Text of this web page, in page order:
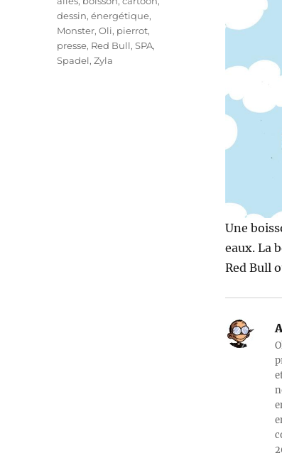
Une
eaux. La
Red Bull
dessin,énergétique,
Monster,Oli, pierrot,
presse, Red Bull,SPA,
Spadel,Zyla